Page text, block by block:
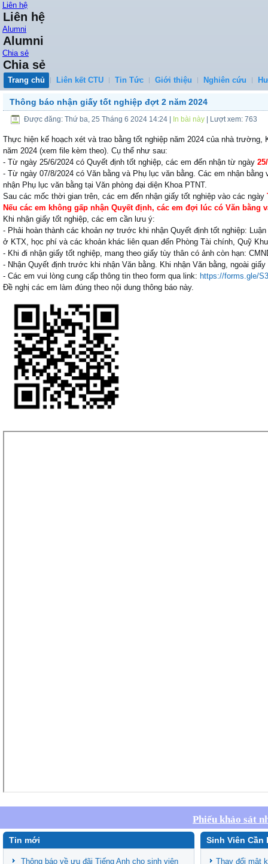
Liên hệ
Liên hệ
Alumni
Alumni
Chia sẻ
Chia sẻ
Trang chủ Liên kết CTU Tin Tức Giới thiệu Nghiên cứu
Thông báo nhận giấy tốt nghiệp đợt 2 năm 2024
Được đăng: Thứ ba, 25 Tháng 6 2024 14:24 In bài này | Lượt xem: 763
Thực hiện kế hoạch xét và trao bằng tốt nghiệp năm 2024 của nhà
năm 2024 (xem file kèm theo). Cụ thể như sau:
- Từ ngày 25/6/2024 có Quyết định tốt nghiệp, các em đến nhận từ ngày
- Từ ngày 07/8/2024 có Văn bằng và Phụ lục văn bằng. Các em nhận
nhận Phụ lục văn bằng tại Văn phòng đại diện Khoa PTNT.
Sau các mốc thời gian trên, các em đến nhận giấy tốt nghiệp vào các ngày
Nếu các em không gấp nhận Quyết định, các em đợi lúc có Văn bằng
Khi nhận giấy tốt nghiệp, các em cần lưu ý:
- Phải hoàn thành các khoản nợ trước khi nhận Quyết định tốt nghiệp:
ở KTX, học phí và các khoản khác liên quan đến Phòng Tài chính, Quỹ
- Khi đi nhận giấy tốt nghiệp, mang theo giấy tùy thân có ảnh còn hạn:
- Nhận Quyết định trước khi nhận Văn bằng. Khi nhận Văn bằng, ngoài
- Các em vui lòng cung cấp thông tin theo form qua link: https://forms.gle/
Đề nghị các em làm đúng theo nội dung thông báo này.
Phiếu khảo sát
Tin mới
Thông báo về ưu đãi Tiếng Anh cho sinh viên
Sinh Viên Cần
Thay đổi mật